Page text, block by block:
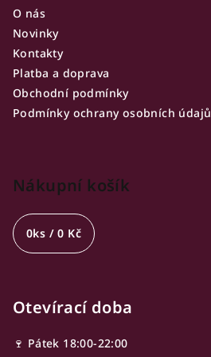
O nás
Novinky
Kontakty
Platba a doprava
Obchodní podmínky
Podmínky ochrany osobních údajů
Nákupní košík
0ks /0 Kč
Otevírací doba
🍷 Pátek 18:00-22:00